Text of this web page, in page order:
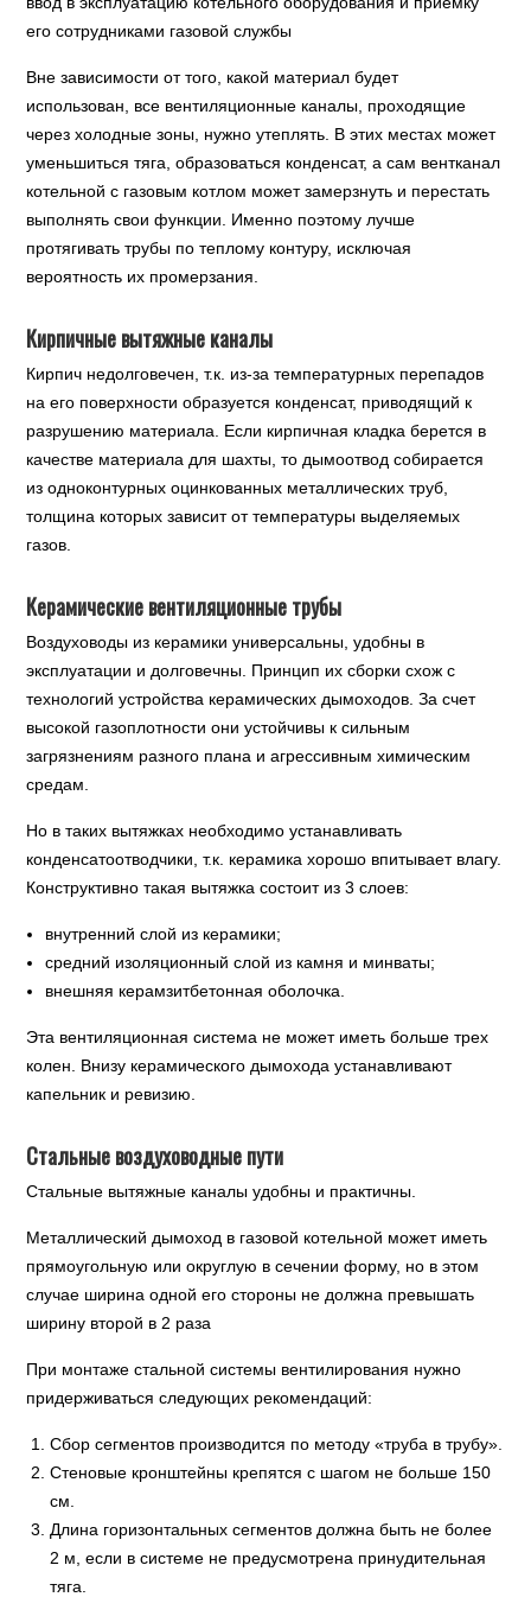
его сотрудниками газовой службы
Вне зависимости от того, какой материал будет
использован, все вентиляционные каналы, проходящие
через холодные зоны, нужно утеплять. В этих местах может
уменьшиться тяга, образоваться конденсат, а сам вентканал
котельной с газовым котлом может замерзнуть и перестать
выполнять свои функции. Именно поэтому лучше
протягивать трубы по теплому контуру, исключая
вероятность их промерзания.
Кирпичные вытяжные каналы
Кирпич недолговечен, т.к. из-за температурных перепадов
на его поверхности образуется конденсат, приводящий к
разрушению материала. Если кирпичная кладка берется в
качестве материала для шахты, то дымоотвод собирается
из одноконтурных оцинкованных металлических труб,
толщина которых зависит от температуры выделяемых
газов.
Керамические вентиляционные трубы
Воздуховоды из керамики универсальны, удобны в
эксплуатации и долговечны. Принцип их сборки схож с
технологий устройства керамических дымоходов. За счет
высокой газоплотности они устойчивы к сильным
загрязнениям разного плана и агрессивным химическим
средам.
Но в таких вытяжках необходимо устанавливать
конденсатоотводчики, т.к. керамика хорошо впитывает влагу.
Конструктивно такая вытяжка состоит из 3 слоев:
внутренний слой из керамики;
средний изоляционный слой из камня и минваты;
внешняя керамзитбетонная оболочка.
Эта вентиляционная система не может иметь больше трех
колен. Внизу керамического дымохода устанавливают
капельник и ревизию.
Стальные воздуховодные пути
Стальные вытяжные каналы удобны и практичны.
Металлический дымоход в газовой котельной может иметь
прямоугольную или округлую в сечении форму, но в этом
случае ширина одной его стороны не должна превышать
ширину второй в 2 раза
При монтаже стальной системы вентилирования нужно
придерживаться следующих рекомендаций:
Сбор сегментов производится по методу «труба в трубу».
Стеновые кронштейны крепятся с шагом не больше 150
см.
Длина горизонтальных сегментов должна быть не более
2 м, если в системе не предусмотрена принудительная
тяга.